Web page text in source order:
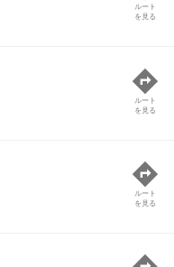
ルート
を見る
ルート
を見る
ルート
を見る